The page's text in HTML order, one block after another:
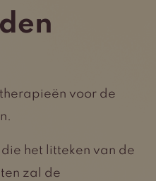
voor de
het litteken van de
zal de